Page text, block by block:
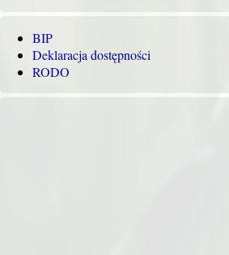
BIP
Deklaracja dostępności
RODO